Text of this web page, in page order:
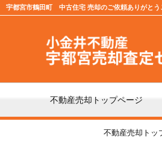
宇都宮市鶴田町 中古住宅 売却のご依頼ありがとう
不動産売却トップページ
不動産の売却の流
不動産売却トッ